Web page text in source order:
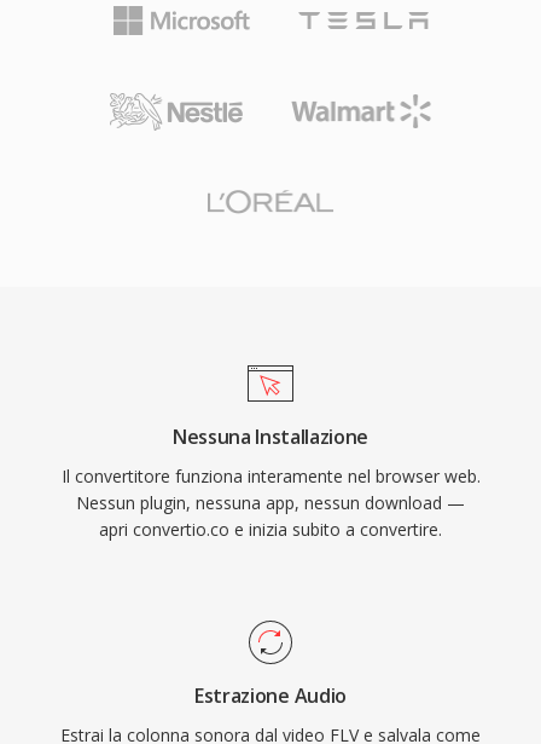
Nessuna Installazione
Il convertitore funziona interamente nel browser web.
Nessun plugin, nessuna app, nessun download —
apri convertio.co e inizia subito a convertire.
Estrazione Audio
Estrai la colonna sonora dal video FLV e salvala come